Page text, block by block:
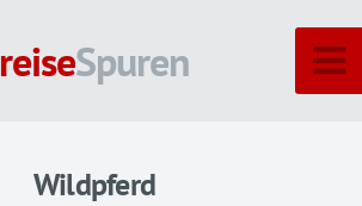
reiseSpuren
Wildpferd